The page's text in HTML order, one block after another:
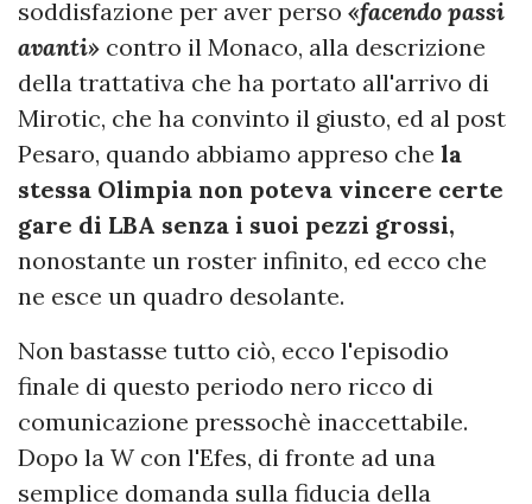
soddisfazione per aver perso «facendo passi
avanti» contro il Monaco, alla descrizione
della trattativa che ha portato all'arrivo di
Mirotic, che ha convinto il giusto, ed al post
Pesaro, quando abbiamo appreso che la
stessa Olimpia non poteva vincere certe
gare di LBA senza i suoi pezzi grossi,
nonostante un roster infinito, ed ecco che
ne esce un quadro desolante.
Non bastasse tutto ciò, ecco l'episodio
finale di questo periodo nero ricco di
comunicazione pressochè inaccettabile.
Dopo la W con l'Efes, di fronte ad una
semplice domanda sulla fiducia della